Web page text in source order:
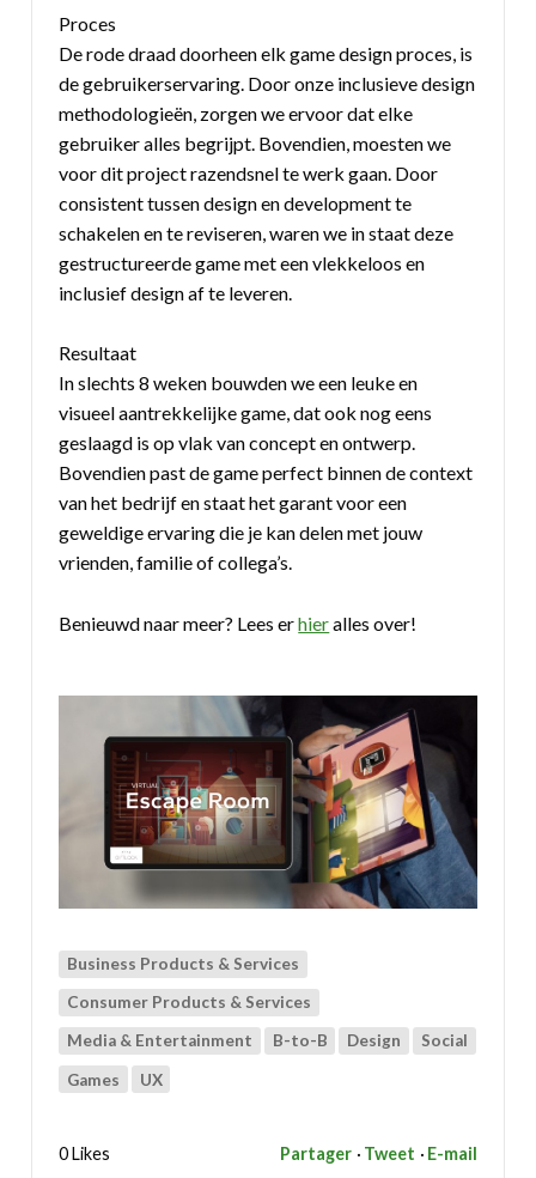
Proces
De rode draad doorheen elk game design proces, is
de gebruikerservaring. Door onze inclusieve design
methodologieën, zorgen we ervoor dat elke
gebruiker alles begrijpt. Bovendien, moesten we
voor dit project razendsnel te werk gaan. Door
consistent tussen design en development te
schakelen en te reviseren, waren we in staat deze
gestructureerde game met een vlekkeloos en
inclusief design af te leveren.
Resultaat
In slechts 8 weken bouwden we een leuke en
visueel aantrekkelijke game, dat ook nog eens
geslaagd is op vlak van concept en ontwerp.
Bovendien past de game perfect binnen de context
van het bedrijf en staat het garant voor een
geweldige ervaring die je kan delen met jouw
vrienden, familie of collega’s.
Benieuwd naar meer? Lees erhieralles over!
Business Products & Services
Consumer Products & Services
Media & Entertainment B-to-B Design Social
Games UX
0 Likes Partager Tweet E-mail